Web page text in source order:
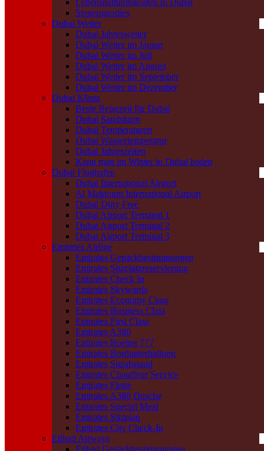
Lebenshaltungskosten in Dubai
Steuerparadies
Dubai Wetter
Dubai Jahreswetter
Dubai Wetter im Januar
Dubai Wetter im Juli
Dubai Wetter im August
Dubai Wetter im September
Dubai Wetter im Dezember
Dubai Klima
Beste Reisezeit für Dubai
Dubai Sandsturm
Dubai Temperaturen
Dubai Wassertemperatur
Dubai Jahreszeiten
Kann man im Winter in Dubai baden
Dubai Flughafen
Dubai International Airport
Al Maktoum International Airport
Dubai Duty Free
Dubai Airport Terminal 1
Dubai Airport Terminal 2
Dubai Airport Terminal 3
Emirates Airline
Emirates Gepäckbestimmungen
Emirates Sitzplatzreservierung
Emirates Check In
Emirates Skywards
Emirates Economy Class
Emirates Business Class
Emirates First Class
Emirates A380
Emirates Boeing 777
Emirates Bordunterhaltung
Emirates Sitzabstand
Emirates Chauffeur Service
Emirates Flotte
Emirates A380 Dusche
Emirates Special Meal
Emirates Sitzplan
Emirates City Check-In
Etihad Airways
Etihad Gepäckbestimmungen